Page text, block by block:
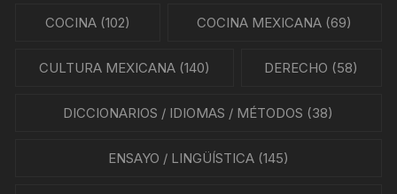
COCINA(102) COCINA MEXICANA (69)
CULTURA MEXICANA(140) DERECHO (58)
DICCIONARIOS / IDIOMAS / MÉTODOS (38)
ENSAYO / LINGÜÍSTICA(145)